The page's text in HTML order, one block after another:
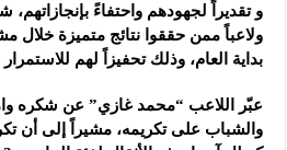
ولاعباً ممن حققوا نتائج متميزة خلال
بداية العام، وذلك تحفيزاً لهم
عبّر اللاعب “محمد غازي” عن شكره
والشباب على تكريمه، مشيراً إلى أن